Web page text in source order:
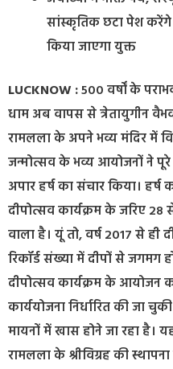
सांस्कृतिक छटा पेश करेंगे
किया जाएगा युक्त
LUCKNOW :500 वर्षों के
धाम अब वापस से त्रेतायुगीन
रामलला के अपने भव्य मंदिर में
जन्मोत्सव के भव्य आयोजनों ने
अपार हर्ष का संचार किया।
दीपोत्सव कार्यक्रम के जरिए
वाला है। यूं तो, वर्ष 2017 से ही
रिकॉर्ड संख्या में दीपों से जगमग
दीपोत्सव कार्यक्रम के आयोजन
कार्ययोजना निर्धारित की जा
मायनों में खास होने जा रहा है।
रामलला के श्रीविग्रह की